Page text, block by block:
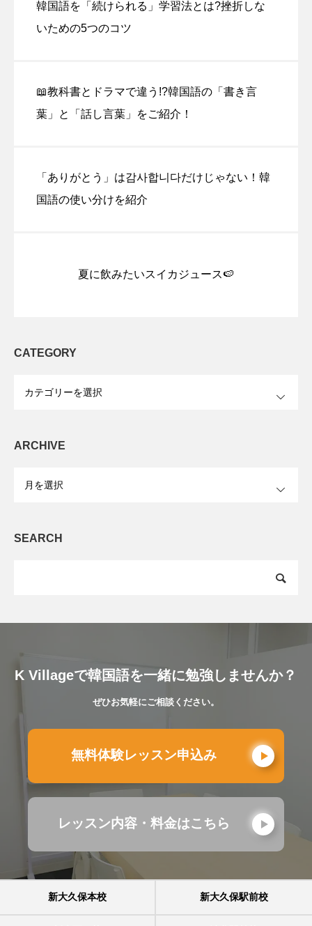
韓国語を「続けられる」学習法とは?挫折しな
いための5つのコツ
📖教科書とドラマで違う!?韓国語の「書き言
葉」と「話し言葉」をご紹介！
「ありがとう」は감사합니다だけじゃない！韓
国語の使い分けを紹介
夏に飲みたいスイカジュース🍉
CATEGORY
ARCHIVE
SEARCH
K Villageで韓国語を一緒に勉強しませんか？
ぜひお気軽にご相談ください。
無料体験レッスン申込み
レッスン内容・料金はこちら
新大久保本校 新大久保駅前校